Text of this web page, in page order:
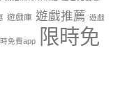
遊戲庫 遊戲推薦 遊戲
免費app
限時免